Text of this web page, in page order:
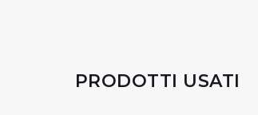
PRODOTTI USATI